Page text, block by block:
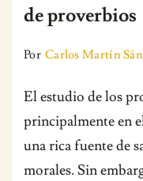
de proverbios
Por Carlos Martín
El estudio de los
principalmente en
una rica fuente de
morales. Sin